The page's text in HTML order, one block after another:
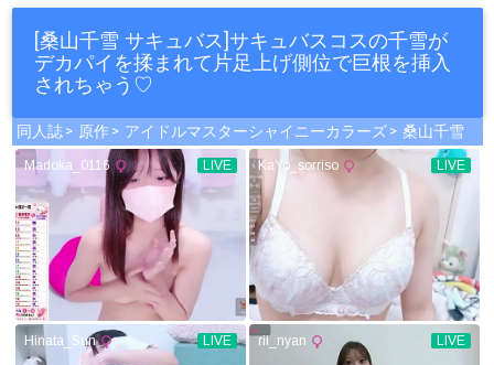
[桑山千雪 サキュバス]サキュバスコスの千雪が
デカパイを揉まれて片足上げ側位で巨根を挿入
されちゃう♡
同人誌 原作 アイドルマスターシャイニーカラーズ 桑山千雪